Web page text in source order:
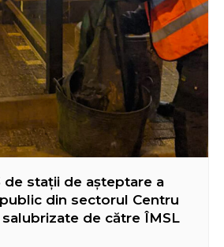
de stații de așteptare a
din sectorul Centru
de către ÎMSL